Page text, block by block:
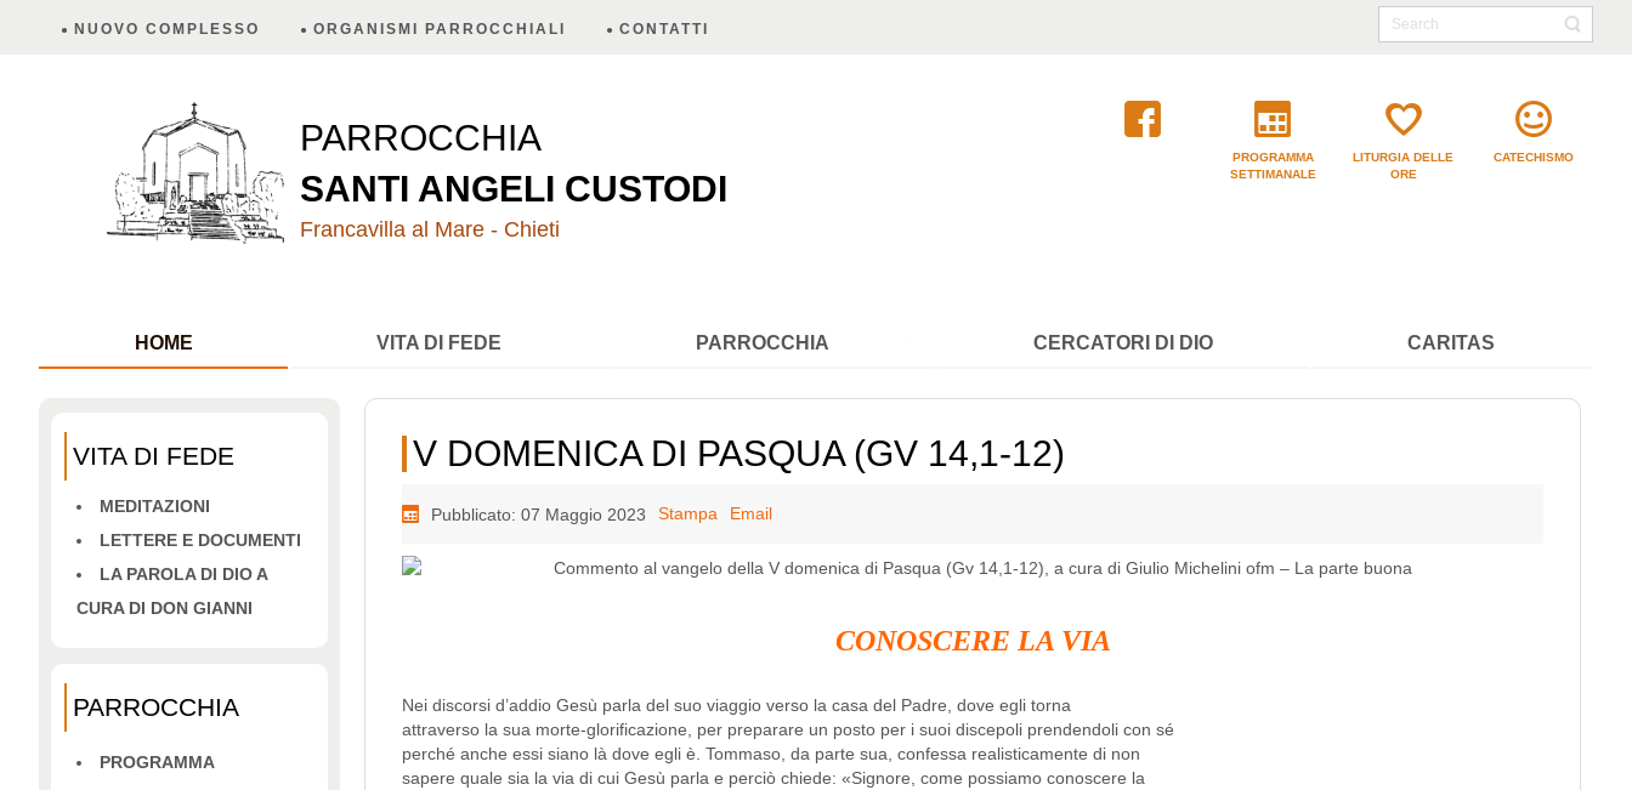
NUOVO COMPLESSO ORGANISMI PARROCCHIALI CONTATTI
PARROCCHIA
SANTI ANGELI CUSTODI
Francavilla al Mare - Chieti
PROGRAMMA
SETTIMANALE
LITURGIA DELLE
ORE
CATECHISMO
HOME VITA DI FEDE PARROCCHIA CERCATORI DI DIO CARITAS
VITA DI FEDE
MEDITAZIONI
LETTERE E DOCUMENTI
LA PAROLA DI DIO A
CURA DI DON GIANNI
PARROCCHIA
PROGRAMMA
V DOMENICA DI PASQUA (GV 14,1-12)
Pubblicato: 07 Maggio 2023 Stampa Email
CONOSCERE LA VIA
Nei discorsi d’addio Gesù parla del suo viaggio verso la casa del Padre, dove egli torna
attraverso la sua morte-glorificazione, per preparare un posto per i suoi discepoli prendendoli con sé
perché anche essi siano là dove egli è. Tommaso, da parte sua, confessa realisticamente di non
sapere quale sia la via di cui Gesù parla e perciò chiede: «Signore, come possiamo conoscere la